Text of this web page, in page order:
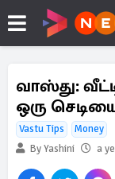
வாஸ்து:
ஒரு
Vastu Tips
Money
By Yashini
a